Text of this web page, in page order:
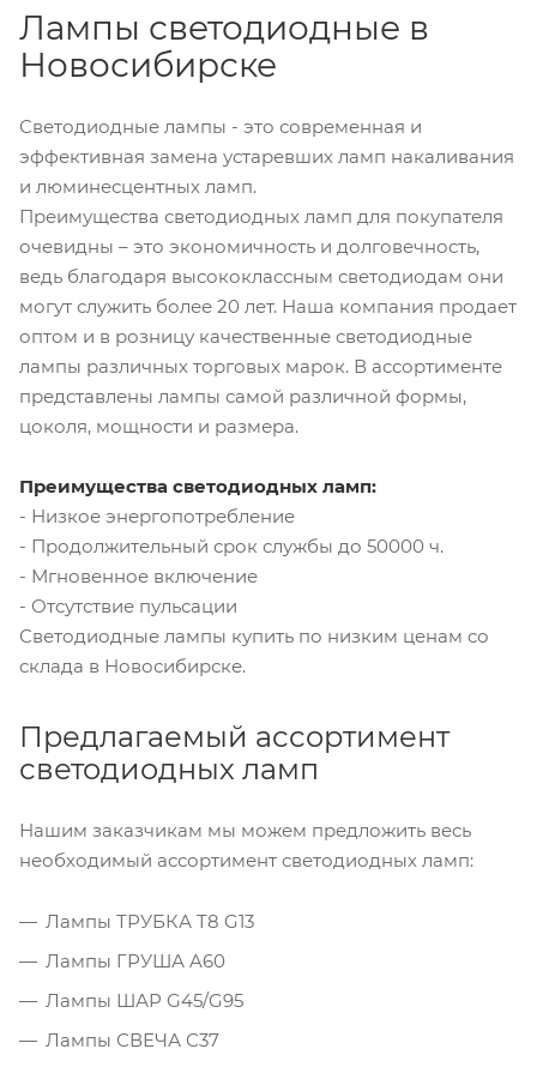
Лампы светодиодные в
Новосибирске
Светодиодные лампы - это современная и
эффективная замена устаревших ламп накаливания
и люминесцентных ламп.
Преимущества светодиодных ламп для покупателя
очевидны – это экономичность и долговечность,
ведь благодаря высококлассным светодиодам они
могут служить более 20 лет. Наша компания продает
оптом и в розницу качественные светодиодные
лампы различных торговых марок. В ассортименте
представлены лампы самой различной формы,
цоколя, мощности и размера.
Преимущества светодиодных ламп:
- Низкое энергопотребление
- Продолжительный срок службы до 50000 ч.
- Мгновенное включение
- Отсутствие пульсации
Светодиодные лампы купить по низким ценам со
склада в Новосибирске.
Предлагаемый ассортимент
светодиодных ламп
Нашим заказчикам мы можем предложить весь
необходимый ассортимент светодиодных ламп:
Лампы ТРУБКА T8 G13
Лампы ГРУША A60
Лампы ШАР G45/G95
Лампы СВЕЧА С37